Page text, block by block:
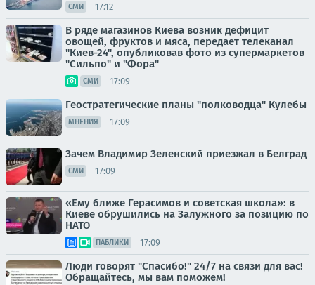
СМИ 17:12
В ряде магазинов Киева возник дефицит
овощей, фруктов и мяса, передает телеканал
"Киев-24", опубликовав фото из супермаркетов
"Сильпо" и "Фора"
СМИ 17:09
Геостратегические планы "полководца" Кулебы
МНЕНИЯ 17:09
Зачем Владимир Зеленский приезжал в Белград
СМИ 17:09
«Ему ближе Герасимов и советская школа»: в
Киеве обрушились на Залужного за позицию по
НАТО
ПАБЛИКИ 17:09
Люди говорят "Спасибо!" 24/7 на связи для вас!
Обращайтесь, мы вам поможем!